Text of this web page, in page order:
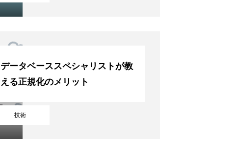
技術
データベーススペシャリストが教
える正規化のメリット